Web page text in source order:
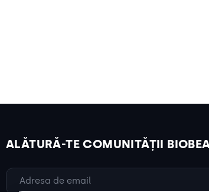
ALĂTURĂ-TE COMUNITĂȚII